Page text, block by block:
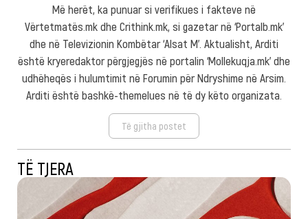
Më herët, ka punuar si verifikues i fakteve në
Vërtetmatës.mk dhe Crithink.mk, si gazetar në ‘Portalb.mk’
dhe në Televizionin Kombëtar ‘Alsat M’. Aktualisht, Arditi
është kryeredaktor përgjegjës në portalin ‘Mollekuqja.mk’ dhe
udhëheqës i hulumtimit në Forumin për Ndryshime në Arsim.
Arditi është bashkë-themelues në të dy këto organizata.
Të gjitha postet
TË TJERA